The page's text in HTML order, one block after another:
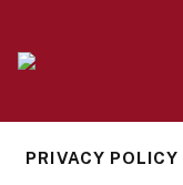
PRIVACY POLICY